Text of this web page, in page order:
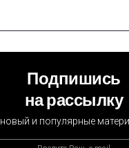
Подпишись
на рассылку
новый и популярные